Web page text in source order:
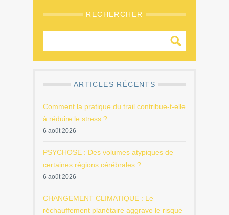
RECHERCHER
ARTICLES RÉCENTS
Comment la pratique du trail contribue-t-elle
à réduire le stress ?
6 août 2026
PSYCHOSE : Des volumes atypiques de
certaines régions cérébrales ?
6 août 2026
CHANGEMENT CLIMATIQUE : Le
réchauffement planétaire aggrave le risque